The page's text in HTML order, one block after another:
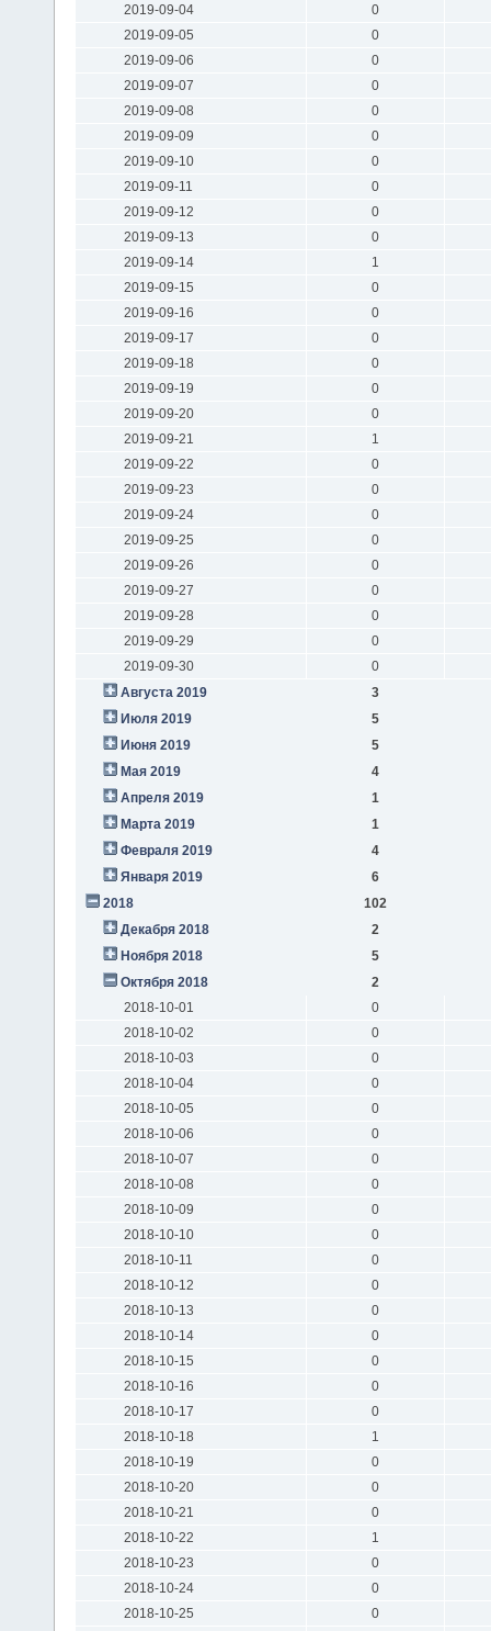
2019-09-04
0
2019-09-05
0
2019-09-06
0
2019-09-07
0
2019-09-08
0
2019-09-09
0
2019-09-10
0
2019-09-11
0
2019-09-12
0
2019-09-13
0
2019-09-14
1
2019-09-15
0
2019-09-16
0
2019-09-17
0
2019-09-18
0
2019-09-19
0
2019-09-20
0
2019-09-21
1
2019-09-22
0
2019-09-23
0
2019-09-24
0
2019-09-25
0
2019-09-26
0
2019-09-27
0
2019-09-28
0
2019-09-29
0
2019-09-30
0
Августа 2019
3
Июля 2019
5
Июня 2019
5
Мая 2019
4
Апреля 2019
1
Марта 2019
1
Февраля 2019
4
Января 2019
6
2018
102
Декабря 2018
2
Ноября 2018
5
Октября 2018
2
2018-10-01
0
2018-10-02
0
2018-10-03
0
2018-10-04
0
2018-10-05
0
2018-10-06
0
2018-10-07
0
2018-10-08
0
2018-10-09
0
2018-10-10
0
2018-10-11
0
2018-10-12
0
2018-10-13
0
2018-10-14
0
2018-10-15
0
2018-10-16
0
2018-10-17
0
2018-10-18
1
2018-10-19
0
2018-10-20
0
2018-10-21
0
2018-10-22
1
2018-10-23
0
2018-10-24
0
2018-10-25
0